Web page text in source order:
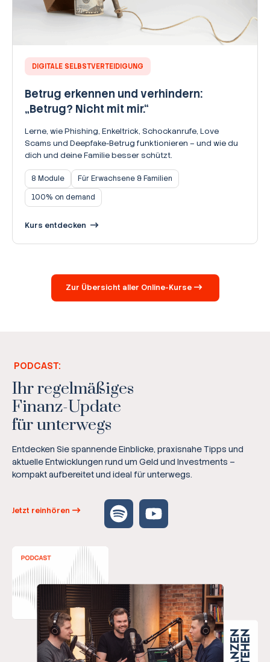
DIGITALE SELBSTVERTEIDIGUNG
Betrug erkennen und verhindern:
„Betrug? Nicht mit mir.“
Lerne, wie Phishing, Enkeltrick, Schockanrufe, Love
Scams und Deepfake-Betrug funktionieren – und wie du
dich und deine Familie besser schützt.
8 Module
Für Erwachsene & Familien
100% on demand
Kurs entdecken
Zur Übersicht aller Online-Kurse
PODCAST:
Ihr regelmäßiges
Finanz-Update
für unterwegs
Entdecken Sie spannende Einblicke, praxisnahe Tipps und
aktuelle Entwicklungen rund um Geld und Investments –
kompakt aufbereitet und ideal für unterwegs.
Jetzt reinhören